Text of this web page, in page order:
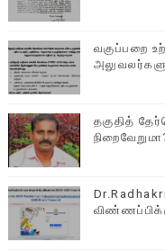
வகுப்பறை
தகுதித்